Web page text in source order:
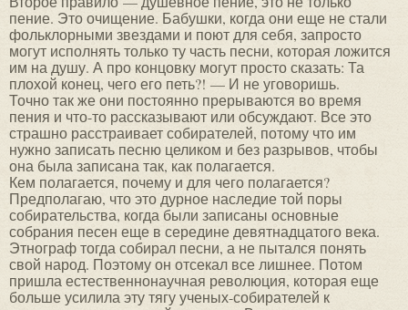
пение. Это очищение. Бабушки, когда они еще не стали
фольклорными звездами и поют для себя, запросто
могут исполнять только ту часть песни, которая ложится
им на душу. А про концовку могут просто сказать: Та
плохой конец, чего его петь?! — И не уговоришь.
Точно так же они постоянно прерываются во время
пения и что-то рассказывают или обсуждают. Все это
страшно расстраивает собирателей, потому что им
нужно записать песню целиком и без разрывов, чтобы
она была записана так, как полагается.
Кем полагается, почему и для чего полагается?
Предполагаю, что это дурное наследие той поры
собирательства, когда были записаны основные
собрания песен еще в середине девятнадцатого века.
Этнограф тогда собирал песни, а не пытался понять
свой народ. Поэтому он отсекал все лишнее. Потом
пришла естественнонаучная революция, которая еще
больше усилила эту тягу ученых-собирателей к